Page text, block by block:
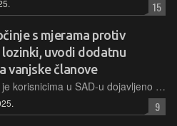
15
s mjerama protiv
uvodi dodatnu
vanjske članove
Za početak je korisnicima u SAD-u dojavljeno da će ih dodavanje svakog vanjskog člana obitelji koštati 8 dolara mjesečno, sve kako bi "mogli imati veću fleksibilnost u upravljanju svojim računom"
9